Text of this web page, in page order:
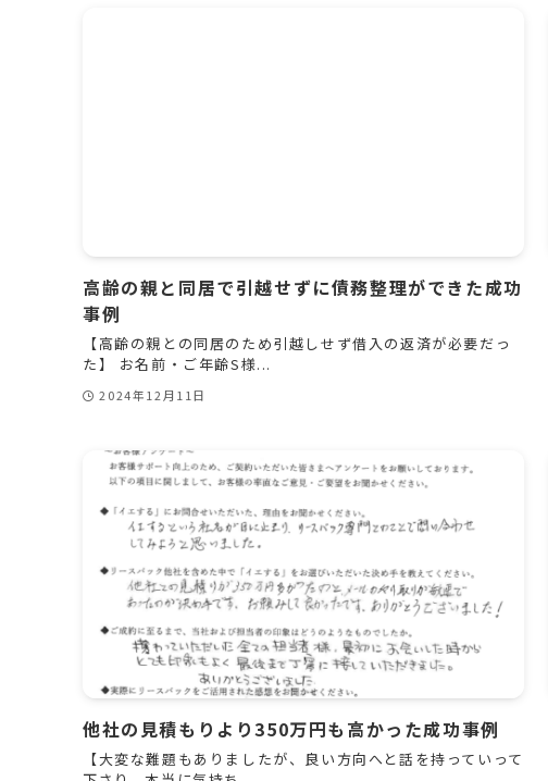
高齢の親と同居で引越せずに債務整理ができた成功
事例
【高齢の親との同居のため引越しせず借入の返済が必要だっ
た】 お名前・ご年齢S様...
2024年12月11日
他社の見積もりより350万円も高かった成功事例
【大変な難題もありましたが、良い方向へと話を持っていって